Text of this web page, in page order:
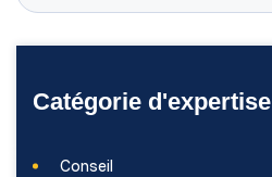
Catégorie d'expertise
Conseil